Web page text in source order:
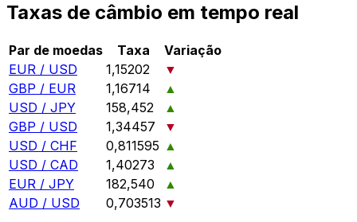
Taxas de câmbio em tempo real
Par de moedas Taxa
Variação
EUR / USD
1,15202
▼
GBP / EUR
1,16714
▲
USD / JPY
158,452
▲
GBP / USD
1,34457
▼
USD / CHF
0,811595 ▲
USD / CAD
1,40273
▲
EUR / JPY
182,540
▲
AUD / USD
0,703513 ▼